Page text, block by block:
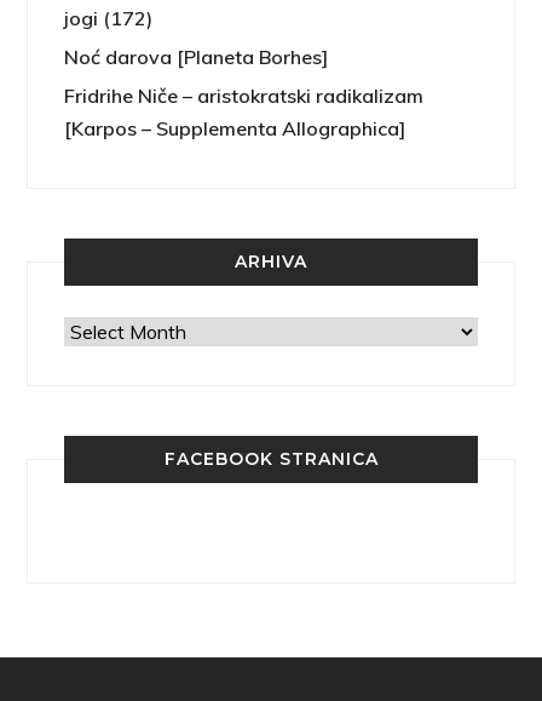
jogi (172)
Noć darova [Planeta Borhes]
Fridrihe Niče – aristokratski radikalizam
[Karpos – Supplementa Allographica]
ARHIVA
Arhiva
FACEBOOK STRANICA